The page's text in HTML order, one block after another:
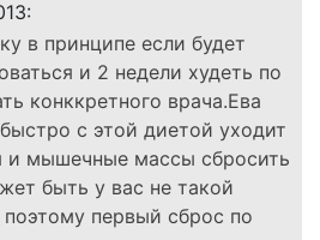
в принципе если будет
и 2 недели худеть по
конккретного врача.Ева
с этой диетой уходит
и мышечные массы сбросить
быть у вас не такой
первый сброс по